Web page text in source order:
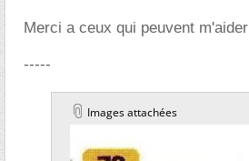
Merci a ceux qui peuvent m'aider
-----
Images attachées